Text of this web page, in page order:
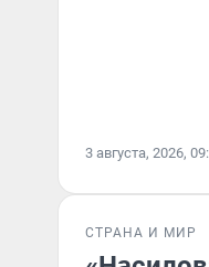
3 августа, 2026,
СТРАНА И МИР